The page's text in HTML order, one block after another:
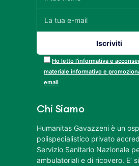
Ho letto l’informativa e
materiale informativo e
email
Chi Siamo
Humanitas Gavazzeni è un
polispecialistico privato
Servizio Sanitario Nazionale
ambulatoriali e di ricovero. E’